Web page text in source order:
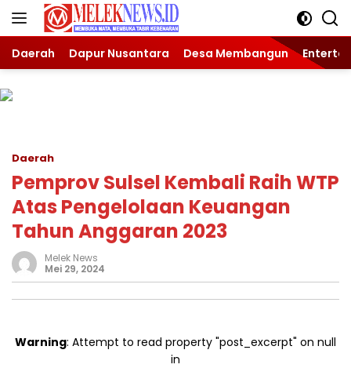
Langsung
Daerah Dapur Nusantara Desa Membangun
Daerah
Pemprov Sulsel Kembali Raih WTP
Atas Pengelolaan Keuangan
Tahun Anggaran 2023
Melek News
Mei 29, 2024
Warning: Attempt to read property "post_excerpt" on null
in